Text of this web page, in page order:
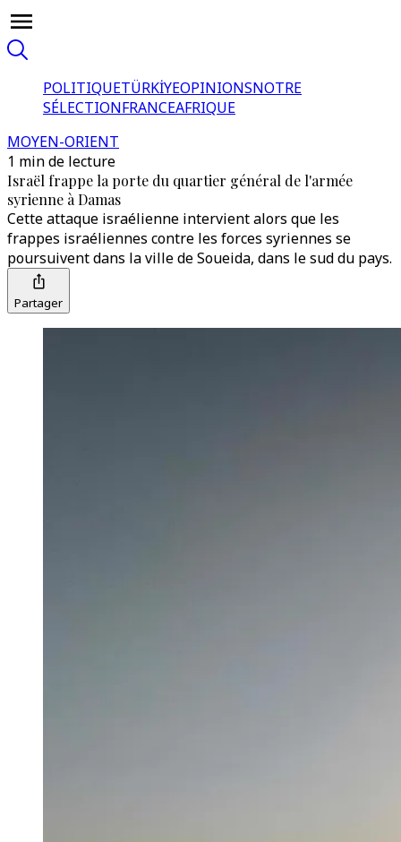
POLITIQUETÜRKİYEOPINIONSNOTRE
SÉLECTIONFRANCEAFRIQUE
MOYEN-ORIENT
1 min de lecture
Israël frappe la porte du quartier général de l'armée
syrienne à Damas
Cette attaque israélienne intervient alors que les
frappes israéliennes contre les forces syriennes se
poursuivent dans la ville de Soueida, dans le sud du pays.
Partager